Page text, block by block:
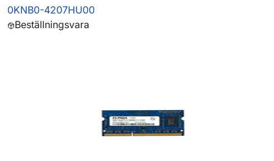
0KNB0-4207HU00
Beställningsvara